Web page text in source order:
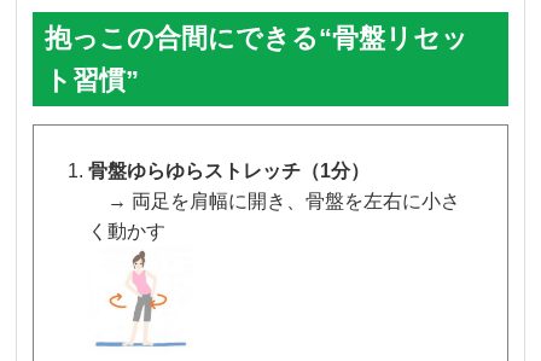
抱っこの合間にできる“骨盤リセッ
ト習慣”
骨盤ゆらゆらストレッチ（1分）
→ 両足を肩幅に開き、骨盤を左右に小さ
く動かす